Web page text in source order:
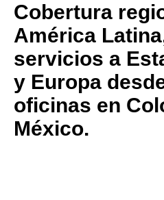
Cobertura
América
servicios a
y Europa
oficinas en
México.